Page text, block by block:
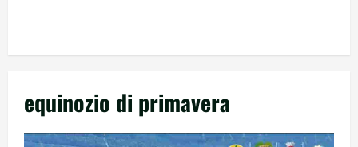
equinozio di primavera